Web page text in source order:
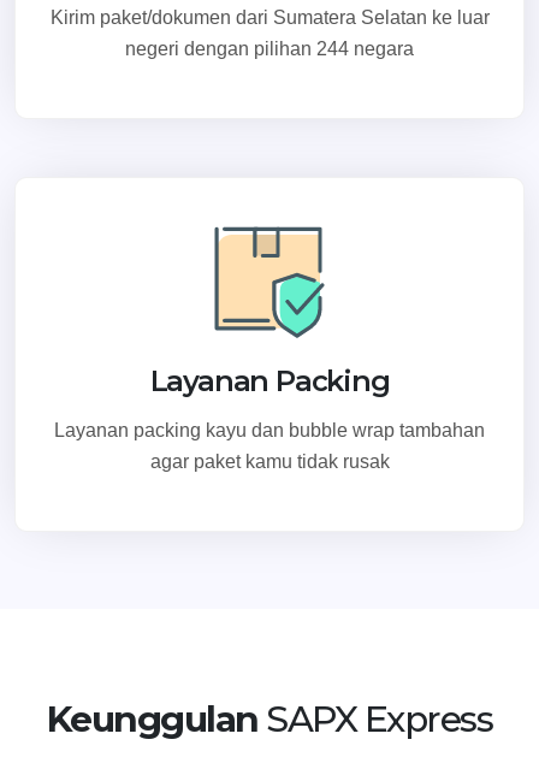
Kirim paket/dokumen dari Sumatera Selatan ke luar
negeri dengan pilihan 244 negara
Layanan Packing
Layanan packing kayu dan bubble wrap tambahan
agar paket kamu tidak rusak
Keunggulan SAPX Express